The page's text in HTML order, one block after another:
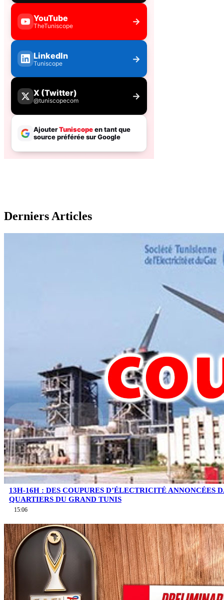
Derniers Articles
13H-16H : DES COUPURES D’ÉLECTRICITÉ ANNONCÉES
QUARTIERS DU GRAND TUNIS
15:06